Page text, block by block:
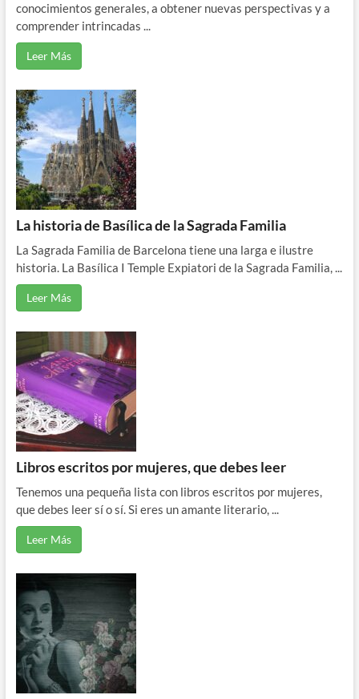
conocimientos generales, a obtener nuevas perspectivas y a
comprender intrincadas ...
Leer Más
La historia de Basílica de la Sagrada Familia
La Sagrada Familia de Barcelona tiene una larga e ilustre
historia. La Basílica I Temple Expiatori de la Sagrada Familia, ...
Leer Más
Libros escritos por mujeres, que debes leer
Tenemos una pequeña lista con libros escritos por mujeres,
que debes leer sí o sí. Si eres un amante literario, ...
Leer Más